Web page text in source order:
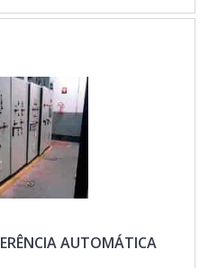
para quem busca montagens
dos clientes através de um
de profissionais treinados e
Soluções Industriais é uma
no segmento pela
o sucesso dos clientes de
INFORMAÇÕES
as atividades e estrutura
as demandas, tudo para
de painéis elétricos com
eficientes de uma
excelência e destaque
Soluções Industriais se
Colaboradores eficientes;
empresa montadora de
AUTOMÁTICA